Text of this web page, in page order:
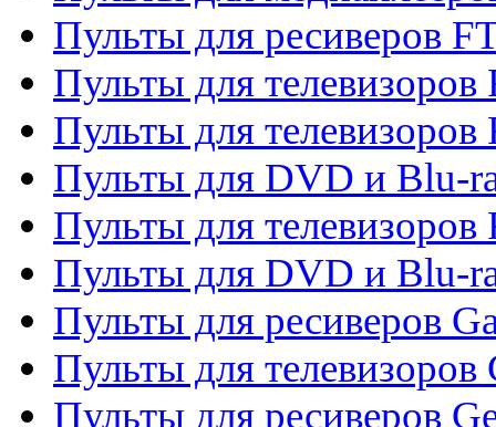
Пульты для ресиверов
Пульты для телевизоров
Пульты для телевизоров
Пульты для DVD и Blu-
Пульты для телевизоров
Пульты для DVD и Blu-
Пульты для ресиверов
Пульты для телевизоров
Пульты для ресиверов